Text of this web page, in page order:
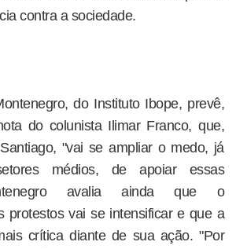
contra a sociedade.
do Instituto Ibope, prevê,
do colunista Ilimar Franco, que,
"vai se ampliar o medo, já
médios, de apoiar essas
avalia ainda que o
protestos vai se intensificar e que a
crítica diante de sua ação. "Por